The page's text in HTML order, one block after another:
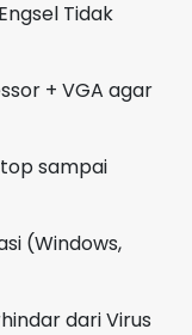
Tidak
+ VGA agar
sampai
(Windows,
dari Virus